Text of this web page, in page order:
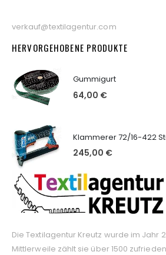
verkauf@textilagentur.com
HERVORGEHOBENE PRODUKTE
Gummigurt
64,00 €
Klammerer 72/16-422
245,00 €
Die Textilagentur Kreutz wurde im Jahr
Mittlerweile zählt sie über 1500